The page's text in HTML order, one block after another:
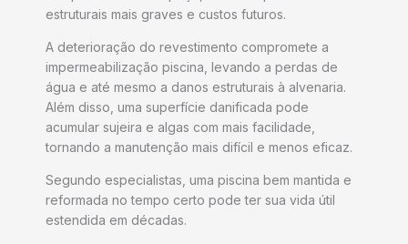
estruturais mais graves e custos futuros.
A deterioração do revestimento compromete a
impermeabilização piscina, levando a perdas de
água e até mesmo a danos estruturais à alvenaria.
Além disso, uma superfície danificada pode
acumular sujeira e algas com mais facilidade,
tornando a manutenção mais difícil e menos eficaz.
Segundo especialistas, uma piscina bem mantida e
reformada no tempo certo pode ter sua vida útil
estendida em décadas.